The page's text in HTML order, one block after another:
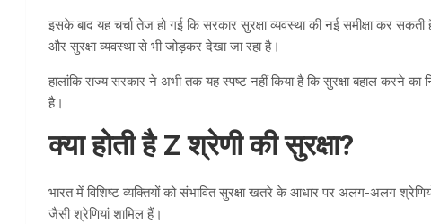
इसके बाद यह चर्चा तेज हो गई कि सरकार सुरक्षा व्यवस्था की नई समीक्षा कर
और सुरक्षा व्यवस्था से भी जोड़कर देखा जा रहा है।
हालांकि राज्य सरकार ने अभी तक यह स्पष्ट नहीं किया है कि सुरक्षा बहाल
है।
क्या होती है Z श्रेणी की सुरक्षा?
भारत में विशिष्ट व्यक्तियों को संभावित सुरक्षा खतरे के आधार पर अलग-अलग
जैसी श्रेणियां शामिल हैं।